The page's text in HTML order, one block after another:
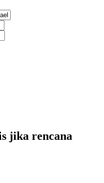
jika rencana